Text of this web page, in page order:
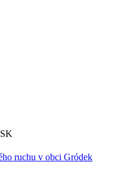
ruchu v obci Gródek